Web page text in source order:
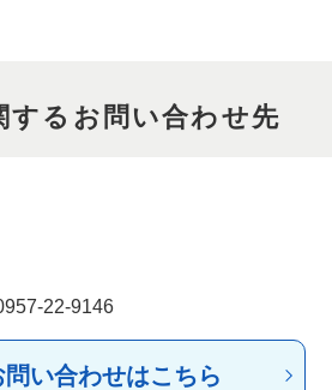
するお問い合わせ先
22-9146
い合わせはこちら